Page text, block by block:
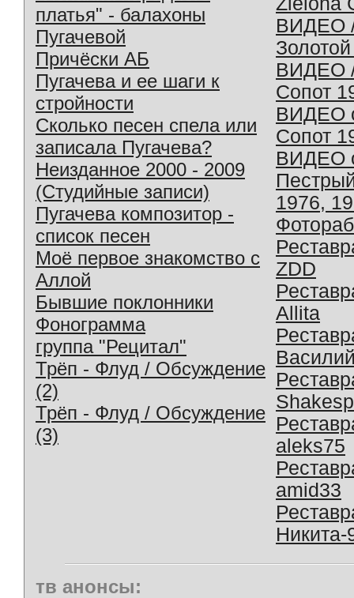
платья" - балахоны
Пугачевой
Причёски АБ
Пугачева и ее шаги к
стройности
Сколько песен спела или
записала Пугачева?
Неизданное 2000 - 2009
(Студийные записи)
Пугачева композитор -
список песен
Моё первое знакомство с
Аллой
Бывшие поклонники
Фонограмма
группа "Рецитал"
Трёп - Флуд / Обсуждение
(2)
Трёп - Флуд / Обсуждение
(3)
ВИДЕО
ВИДЕО
Сопот
ВИДЕО
Сопот
ВИДЕО
1976,
ZDD
Allita
aleks75
amid33
Никита-
тв анонсы: